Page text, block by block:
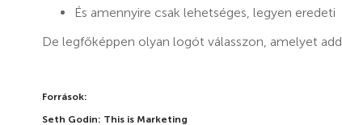
És amennyire csak lehetséges, legyen eredeti
De legfőképpen olyan logót válasszon, amelyet
Források:
Seth Godin: This is Marketing